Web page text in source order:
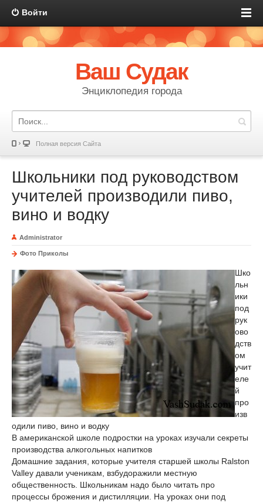
Войти
Ваш Судак
Энциклопедия города
Полная версия Сайта
Школьники под руководством
учителей производили пиво,
вино и водку
Administrator
Фото Приколы
Шко
льн
ики
под
рук
ово
дств
ом
учит
еле
й
про
изв
одили пиво, вино и водку
В американской школе подростки на уроках изучали секреты
производства алкогольных напитков
Домашние задания, которые учителя старшей школы Ralston
Valley давали ученикам, взбудоражили местную
общественность. Школьникам надо было читать про
процессы брожения и дистилляции. На уроках они под